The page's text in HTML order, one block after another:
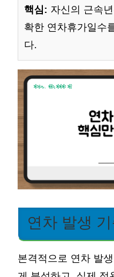
핵심: 자신의 근속
확한 연차휴가일수
다.
연차 발생
본격적으로 연차 발